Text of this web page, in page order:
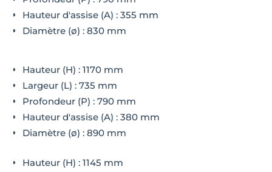
Hauteur d'assise (A) : 355 mm
Diamètre (ø) : 830 mm
Hauteur (H) : 1170 mm
Largeur (L) : 735 mm
Profondeur (P) : 790 mm
Hauteur d'assise (A) : 380 mm
Diamètre (ø) : 890 mm
Hauteur (H) : 1145 mm